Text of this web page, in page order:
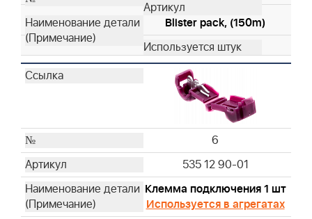
Blister pack, (150m)
6
535 12 90-01
Клемма подключения 1 шт
Используется в агрегатах